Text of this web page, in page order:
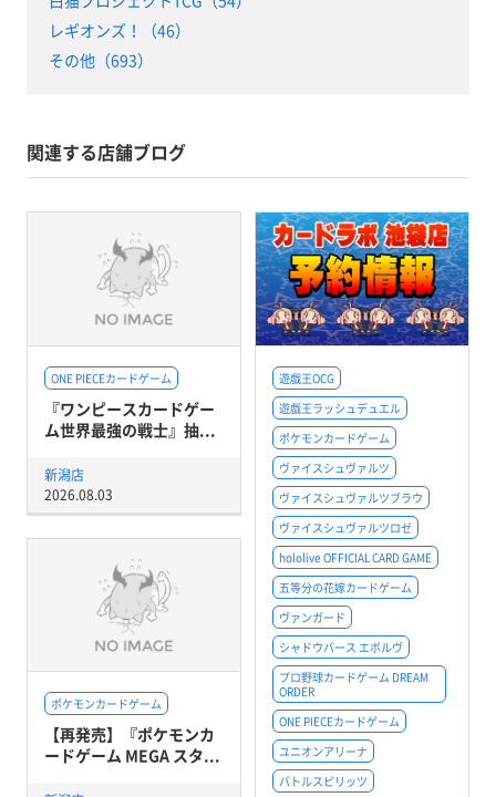
レギオンズ！（46）
その他（693）
関連する店舗ブログ
ONE PIECEカードゲーム
『ワンピースカードゲー
ム世界最強の戦士』抽...
新潟店
2026.08.03
遊戯王OCG
遊戯王ラッシュデュエル
ポケモンカードゲーム
ヴァイスシュヴァルツ
ヴァイスシュヴァルツブラウ
ヴァイスシュヴァルツロゼ
hololive OFFICIAL CARD GAME
五等分の花嫁カードゲーム
ヴァンガード
シャドウバース エボルヴ
プロ野球カードゲーム DREAM
ORDER
ONE PIECEカードゲーム
ユニオンアリーナ
バトルスピリッツ
ポケモンカードゲーム
【再発売】『ポケモンカ
ードゲーム MEGA スタ...